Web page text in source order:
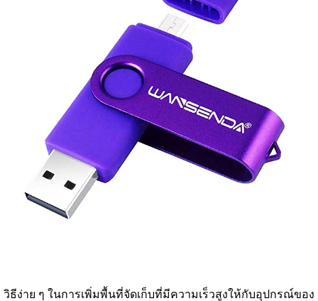
วิธีง่าย ๆ ในการเพิ่มพื้นที่จัดเก็บที่มีความเร็วสูงให้กับอุปกรณ์ของ